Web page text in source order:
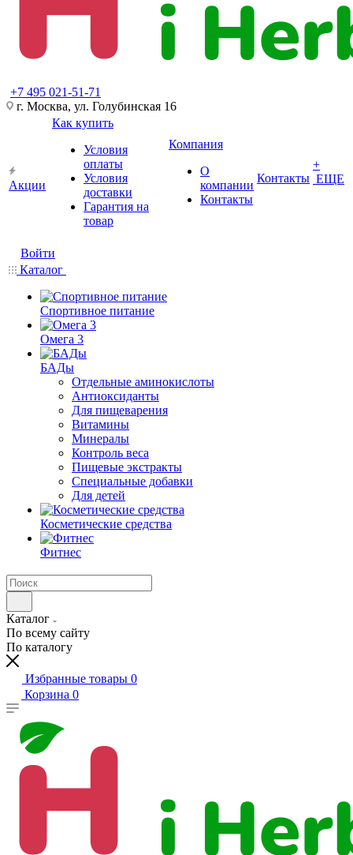
+7 495 021-51-71
г. Москва, ул. Голубинская 16
Акции
Как купить
Условия
оплаты
Условия
доставки
Гарантия на
товар
Компания
О
компании
Контакты
Контакты
+
ЕЩЕ
Войти
Каталог
Спортивное питание
Омега 3
БАДы
Отдельные аминокислоты
Антиоксиданты
Для пищеварения
Витамины
Минералы
Контроль веса
Пищевые экстракты
Специальные добавки
Для детей
Косметические средства
Фитнес
Каталог
По всему сайту
По каталогу
Избранные товары 0
Корзина 0